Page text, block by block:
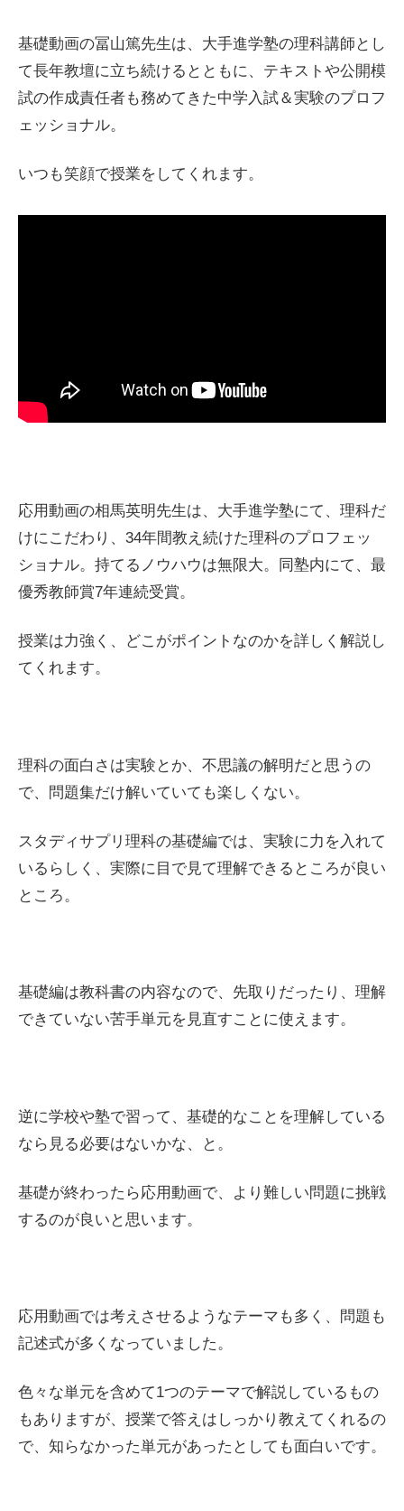
基礎動画の冨山篤先生は、大手進学塾の理科講師とし
て長年教壇に立ち続けるとともに、テキストや公開模
試の作成責任者も務めてきた中学入試＆実験のプロフ
ェッショナル。
いつも笑顔で授業をしてくれます。
応用動画の相馬英明先生は、大手進学塾にて、理科だ
けにこだわり、34年間教え続けた理科のプロフェッ
ショナル。持てるノウハウは無限大。同塾内にて、最
優秀教師賞7年連続受賞。
授業は力強く、どこがポイントなのかを詳しく解説し
てくれます。
理科の面白さは実験とか、不思議の解明だと思うの
で、問題集だけ解いていても楽しくない。
スタディサプリ理科の基礎編では、実験に力を入れて
いるらしく、実際に目で見て理解できるところが良い
ところ。
基礎編は教科書の内容なので、先取りだったり、理解
できていない苦手単元を見直すことに使えます。
逆に学校や塾で習って、基礎的なことを理解している
なら見る必要はないかな、と。
基礎が終わったら応用動画で、より難しい問題に挑戦
するのが良いと思います。
応用動画では考えさせるようなテーマも多く、問題も
記述式が多くなっていました。
色々な単元を含めて1つのテーマで解説しているもの
もありますが、授業で答えはしっかり教えてくれるの
で、知らなかった単元があったとしても面白いです。